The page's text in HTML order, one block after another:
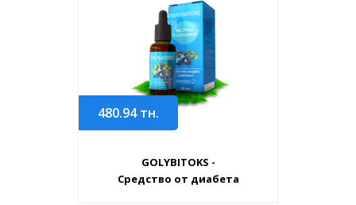
480.94тн.
GOLYBITOKS -
Средство от диабета